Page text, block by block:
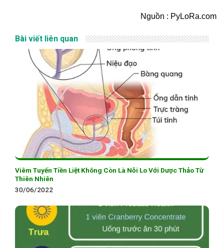
Nguồn : PyLoRa.com
Bài viết liên quan
Viêm Tuyến Tiền Liệt Không Còn Là Nỗi Lo Với Dược Thảo Từ
Thiên Nhiên
30/06/2022